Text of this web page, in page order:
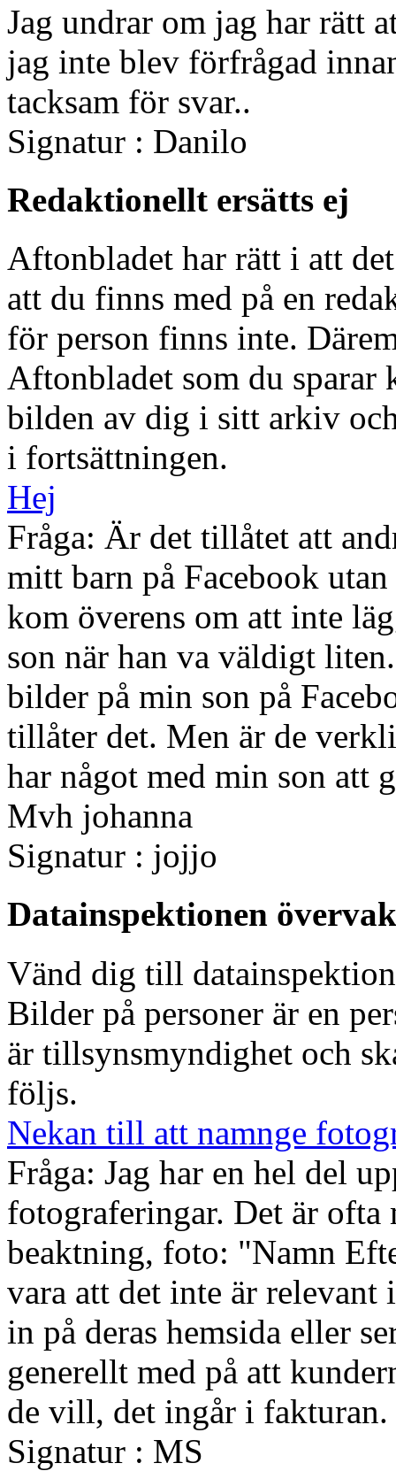
Jag undrar om jag har rätt
jag inte blev förfrågad
tacksam för svar..
Signatur : Danilo
Redaktionellt ersätts ej
Aftonbladet har rätt i att
att du finns med på en
för person finns inte.
Aftonbladet som du sparar
bilden av dig i sitt arkiv
i fortsättningen.
Hej
Fråga: Är det tillåtet att
mitt barn på Facebook
kom överens om att inte
son när han va väldigt
bilder på min son på
tillåter det. Men är de
har något med min son att
Mvh johanna
Signatur : jojjo
Datainspektionen
Vänd dig till
Bilder på personer är en
är tillsynsmyndighet och
följs.
Nekan till att namnge
Fråga: Jag har en hel del
fotograferingar. Det är
beaktning, foto: "Namn
vara att det inte är
in på deras hemsida eller
generellt med på att
de vill, det ingår i fakturan.
Signatur : MS